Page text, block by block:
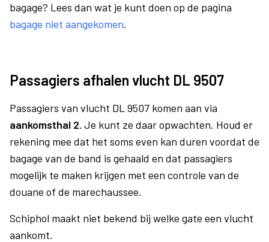
bagage? Lees dan wat je kunt doen op de pagina
bagage niet aangekomen.
Passagiers afhalen vlucht DL 9507
Passagiers van vlucht DL 9507 komen aan via
aankomsthal 2. Je kunt ze daar opwachten. Houd er
rekening mee dat het soms even kan duren voordat de
bagage van de band is gehaald en dat passagiers
mogelijk te maken krijgen met een controle van de
douane of de marechaussee.
Schiphol maakt niet bekend bij welke gate een vlucht
aankomt.